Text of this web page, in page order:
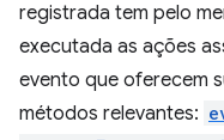
registrada tem pelo
executada as ações
evento que oferecem
métodos relevantes: